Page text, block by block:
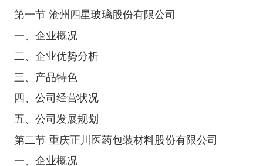
第一节 沧州四星玻璃股份有限公司
一、企业概况
二、企业优势分析
三、产品特色
四、公司经营状况
五、公司发展规划
第二节 重庆正川医药包装材料股份有限公司
一、企业概况